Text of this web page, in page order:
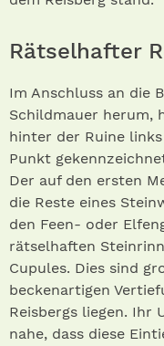
Rätselhafter
Im Anschluss an die
Schildmauer herum,
hinter der Ruine
Punkt
Der auf den ersten
die Reste eines
den Feen- oder
rätselhaften
Cupules. Dies sind
beckenartigen
Reisbergs liegen. Ihr
nahe, dass diese